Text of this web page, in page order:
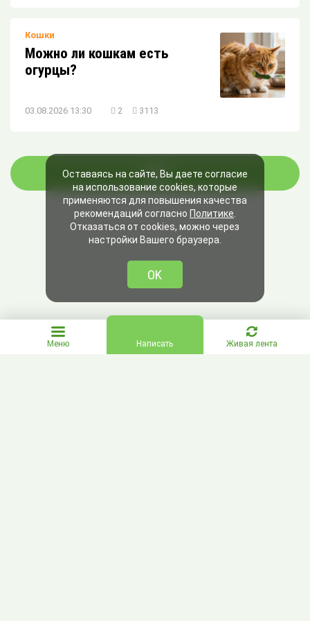
Кошки
Можно ли кошкам есть
огурцы?
03.08.2026 13:30 2 3113
ЕЩЁ
Меню Написать Живая лента
Оставаясь на сайте, Вы даете согласие
на использование cookies, которые
применяются для повышения качества
рекомендаций согласно Политике
Отказаться от cookies, можно через
настройки Вашего браузера.
OK